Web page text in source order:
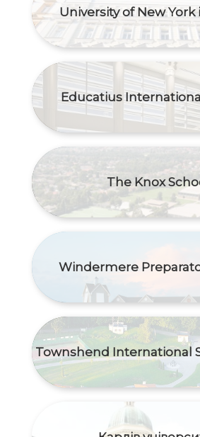
University of New York
Educatius
The Knox
Windermere
Townshend International